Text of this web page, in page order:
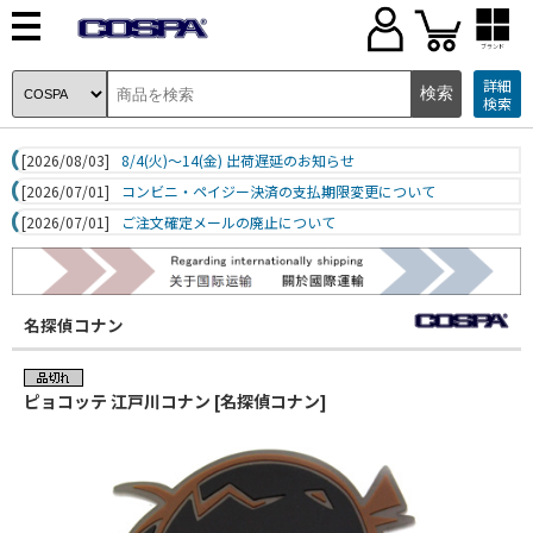
ブランド
詳細
検索
[2026/08/03]
8/4(火)～14(金) 出荷遅延のお知らせ
[2026/07/01]
コンビニ・ペイジー決済の支払期限変更について
[2026/07/01]
ご注文確定メールの廃止について
名探偵コナン
ピョコッテ 江戸川コナン [名探偵コナン]